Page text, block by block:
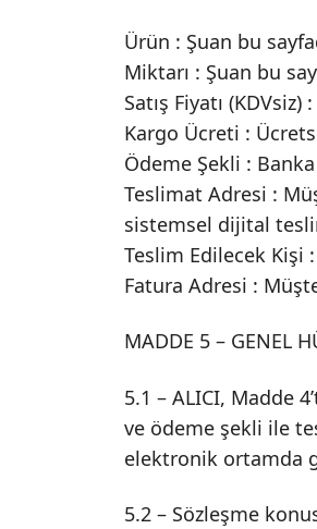
Ürün : Şuan bu
Miktarı : Şuan bu
Satış Fiyatı (KDVsiz) :
Kargo Ücreti :
Ödeme Şekli :
Teslimat Adresi :
sistemsel dijital
Teslim Edilecek Kişi
Fatura Adresi :
MADDE 5 – GENEL
5.1 – ALICI, Madde
ve ödeme şekli ile
elektronik ortamda
5.2 – Sözleşme